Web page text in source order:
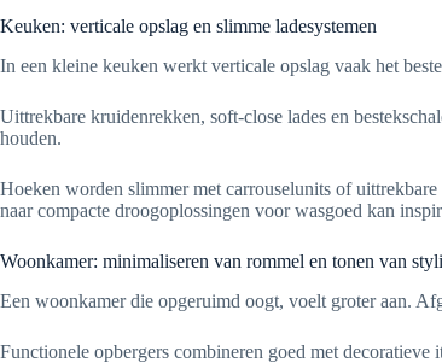
Keuken: verticale opslag en slimme ladesystemen
In een kleine keuken werkt verticale opslag vaak het
Uittrekbare kruidenrekken, soft-close lades en
houden.
Hoeken worden slimmer met carrouselunits of
naar compacte droogoplossingen voor wasgoed kan
Woonkamer: minimaliseren van rommel en tonen van
Een woonkamer die opgeruimd oogt, voelt groter aan.
Functionele opbergers combineren goed met